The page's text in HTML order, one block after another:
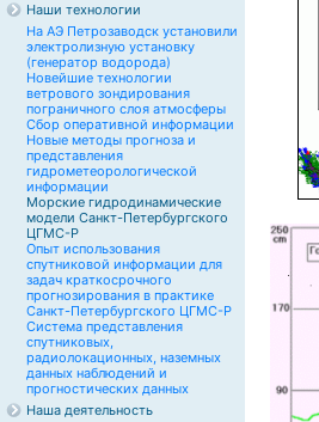
Наши технологии
На АЭ Петрозаводск установили
электролизную установку
(генератор водорода)
Новейшие технологии
ветрового зондирования
пограничного слоя атмосферы
Сбор оперативной информации
Новые методы прогноза и
представления
гидрометеорологической
информации
Морские гидродинамические
модели Санкт-Петербургского
ЦГМС-Р
Опыт использования
спутниковой информации для
задач краткосрочного
прогнозирования в практике
Санкт-Петербургского ЦГМС-Р
Система представления
спутниковых,
радиолокационных, наземных
данных наблюдений и
прогностических данных
Наша деятельность